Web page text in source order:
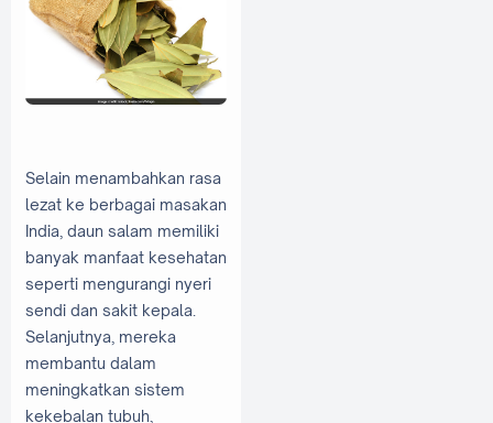
Selain menambahkan rasa
lezat ke berbagai masakan
India, daun salam memiliki
banyak manfaat kesehatan
seperti mengurangi nyeri
sendi dan sakit kepala.
Selanjutnya, mereka
membantu dalam
meningkatkan sistem
kekebalan tubuh,